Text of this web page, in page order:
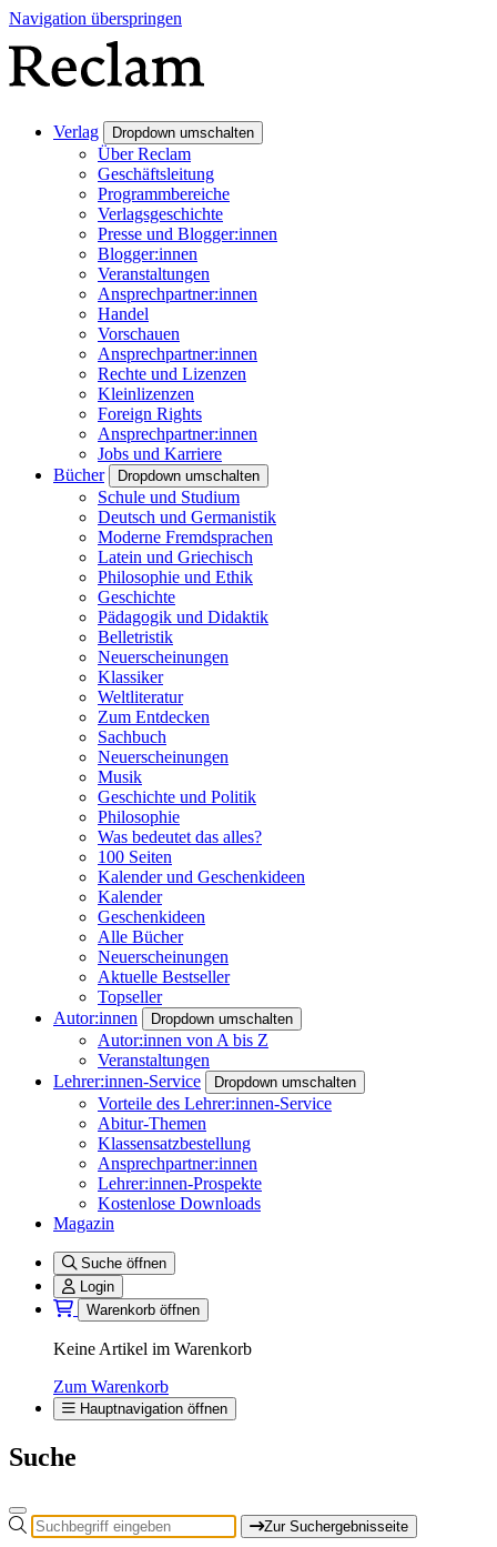
Navigation überspringen
Verlag Dropdown umschalten
Über Reclam
Geschäftsleitung
Programmbereiche
Verlagsgeschichte
Presse und Blogger:innen
Blogger:innen
Veranstaltungen
Ansprechpartner:innen
Handel
Vorschauen
Ansprechpartner:innen
Rechte und Lizenzen
Kleinlizenzen
Foreign Rights
Ansprechpartner:innen
Jobs und Karriere
Bücher
Dropdown umschalten
Schule und Studium
Deutsch und Germanistik
Moderne Fremdsprachen
Latein und Griechisch
Philosophie und Ethik
Geschichte
Pädagogik und Didaktik
Belletristik
Neuerscheinungen
Klassiker
Weltliteratur
Zum Entdecken
Sachbuch
Neuerscheinungen
Musik
Geschichte und Politik
Philosophie
Was bedeutet das alles?
100 Seiten
Kalender und Geschenkideen
Kalender
Geschenkideen
Alle Bücher
Neuerscheinungen
Aktuelle Bestseller
Topseller
Autor:innen
Dropdown umschalten
Autor:innen von A bis Z
Veranstaltungen
Lehrer:innen-Service
Dropdown umschalten
Vorteile des Lehrer:innen-Service
Abitur-Themen
Klassensatzbestellung
Ansprechpartner:innen
Lehrer:innen-Prospekte
Kostenlose Downloads
Magazin
Suche öffnen
Login
Warenkorb öffnen
Keine Artikel im Warenkorb
Zum Warenkorb
Hauptnavigation öffnen
Suche
Zur Suchergebnisseite